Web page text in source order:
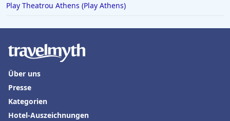
Play Theatrou Athens (Play Athens)
Über uns
Presse
Kategorien
Hotel-Auszeichnungen